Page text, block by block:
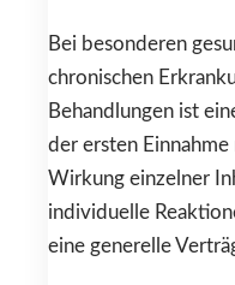
Bei besonderen
chronischen
Behandlungen ist
der ersten
Wirkung einzelner
individuelle
eine generelle